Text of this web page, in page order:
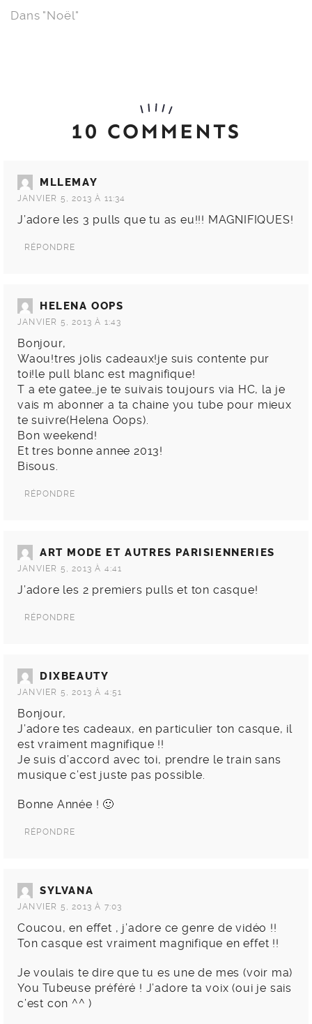
Dans "Noël"
10 COMMENTS
MLLEMAY
JANVIER 5, 2013 À 11:34
J’adore les 3 pulls que tu as eu!!! MAGNIFIQUES!
RÉPONDRE
HELENA OOPS
JANVIER 5, 2013 À 1:43
Bonjour,
Waou!tres jolis cadeaux!je suis contente pur
toi!le pull blanc est magnifique!
T a ete gatee…je te suivais toujours via HC, la je
vais m abonner a ta chaine you tube pour mieux
te suivre(Helena Oops).
Bon weekend!
Et tres bonne annee 2013!
Bisous.
RÉPONDRE
ART MODE ET AUTRES PARISIENNERIES
JANVIER 5, 2013 À 4:41
J’adore les 2 premiers pulls et ton casque!
RÉPONDRE
DIXBEAUTY
JANVIER 5, 2013 À 4:51
Bonjour,
J’adore tes cadeaux, en particulier ton casque, il
est vraiment magnifique !!
Je suis d’accord avec toi, prendre le train sans
musique c’est juste pas possible.
Bonne Année ! 🙂
RÉPONDRE
SYLVANA
JANVIER 5, 2013 À 7:03
Coucou, en effet , j’adore ce genre de vidéo !!
Ton casque est vraiment magnifique en effet !!
Je voulais te dire que tu es une de mes (voir ma)
You Tubeuse préféré ! J’adore ta voix (oui je sais
c’est con ^^ )